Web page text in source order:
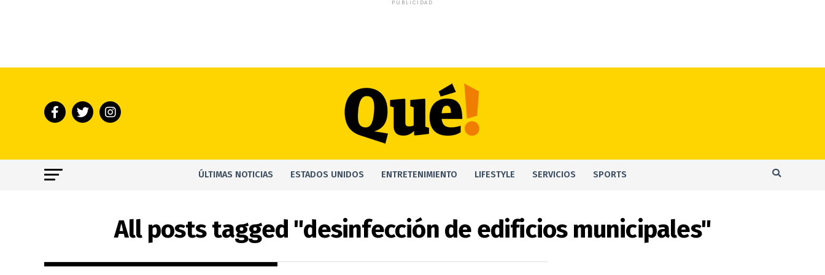
PUBLICIDAD
ÚLTIMAS NOTICIAS ESTADOS UNIDOS ENTRETENIMIENTO LIFESTYLE SERVICIOS SPORTS
All posts tagged "desinfección de edificios municipales"